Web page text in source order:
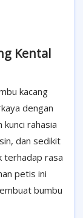
Kental
kacang
dengan
kunci rahasia
dan sedikit
terhadap rasa
petis ini
bumbu